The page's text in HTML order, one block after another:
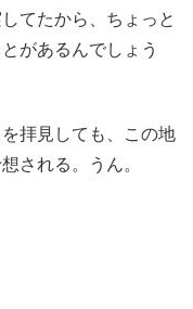
てたから、ちょっと
があるんでしょう
拝見しても、この地
される。うん。